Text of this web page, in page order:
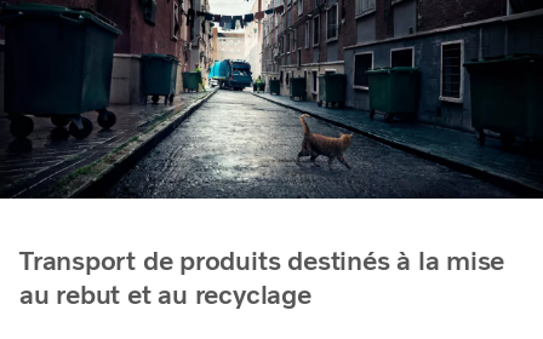
Transport de produits destinés à la mise
au rebut et au recyclage